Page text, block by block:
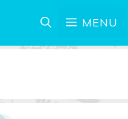
MENU